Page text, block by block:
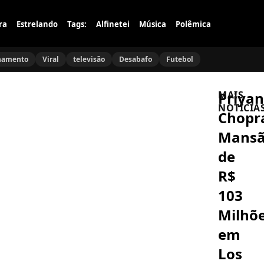
Estrelando Tags: Alfinetei Música Polêmica
Viral televisão Desabafo Futebol
de
R$
103
em
Los
MAIS
MÚSICA
Ruben
Rada
internado
com
bilateral
aos
83
BRASIL
Bolsonaro
Sucesso
Chapa
Acidente